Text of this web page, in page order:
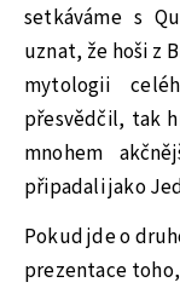
setkáváme s
uznat, že hoši z
mytologii
přesvědčil, tak
mnohem
připadali jako
Pokud jde o
prezentace